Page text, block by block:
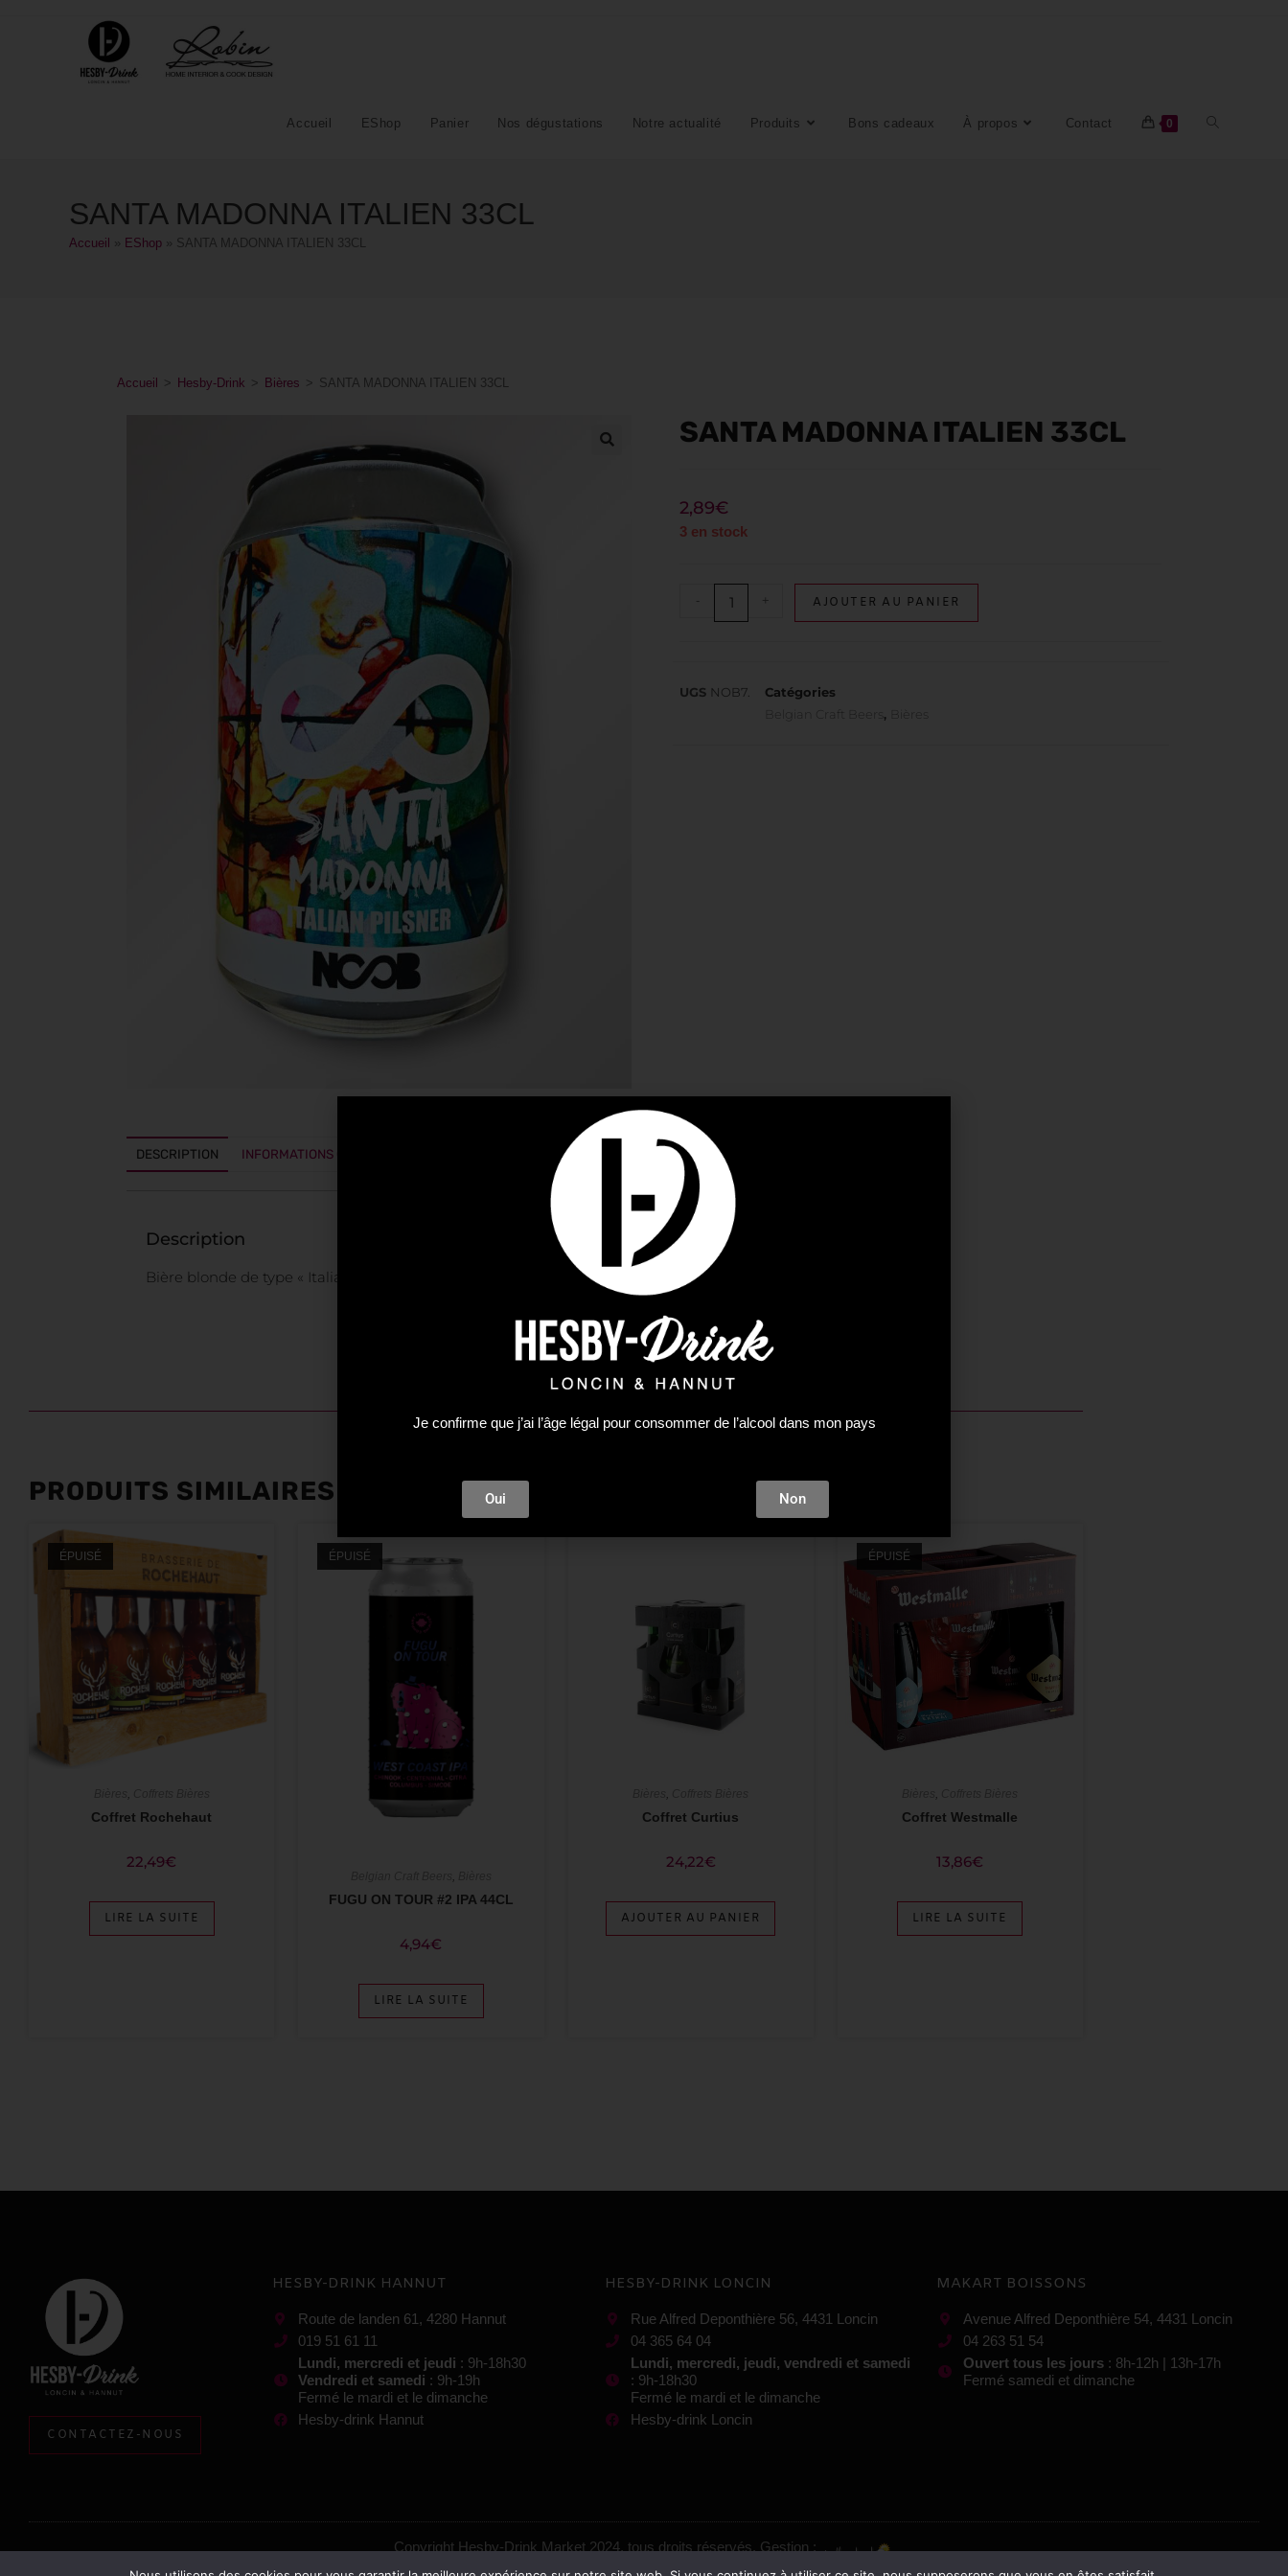
Accueil EShop Panier Nos dégustations Notre actualité Produits Bons cadeaux À propos Contact 0
SANTA MADONNA ITALIEN 33CL
Accueil EShop SANTA MADONNA ITALIEN 33CL
Accueil > Hesby-Drink > Bières > SANTA MADONNA ITALIEN 33CL
SANTA MADONNA ITALIEN 33CL
2,89€
3 en stock
- + AJOUTER AU PANIER
UGS NOB7.
Catégories
Belgian Craft Beers ,
DESCRIPTION INFORMATIONS COMPLÉMENTAIRES
Description
Bière blonde de type « Italian Pilsner ».
PRODUITS SIMILAIRES
ÉPUISÉ
,
Coffret Rochehaut
22,49€
LIRE LA SUITE
ÉPUISÉ
FUGU ON TOUR #2 IPA 44CL
4,94€
LIRE LA SUITE
,
Coffret Curtius
24,22€
AJOUTER AU PANIER
ÉPUISÉ
,
Coffret Westmalle
13,86€
LIRE LA SUITE
CONTACTEZ-NOUS
HESBY-DRINK HANNUT
Route de landen 61, 4280 Hannut
019 51 61 11
Lundi, mercredi et jeudi : 9h-18h30
Vendredi et samedi : 9h-19h
Fermé le mardi et le dimanche
Hesby-drink Hannut
HESBY-DRINK LONCIN
Rue Alfred Deponthière 56, 4431 Loncin
04 365 64 04
Lundi, mercredi, jeudi, vendredi et samedi
: 9h-18h30
Fermé le mardi et le dimanche
Hesby-drink Loncin
MAKART BOISSONS
Avenue Alfred Deponthière 54, 4431 Loncin
04 263 51 54
Ouvert tous les jours: 8h-12h | 13h-17h
Fermé samedi et dimanche
Copyright Hesby-Drink Market 2024, tous droits réservés. Gestion :
Je confirme que j’ai l’âge légal pour consommer de l’alcool dans mon pays
Oui Non